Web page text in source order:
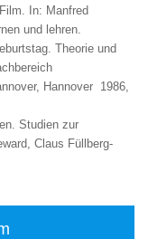
In: Manfred
und lehren.
Theorie und
Hannover 1986,
Studien zur
Claus Füllberg-